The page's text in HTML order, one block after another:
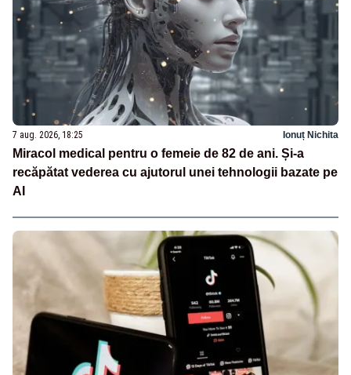
7 aug. 2026, 18:25 Ionuț Nichita
Miracol medical pentru o femeie de 82 de ani. Și-a
recăpătat vederea cu ajutorul unei tehnologii bazate pe
AI